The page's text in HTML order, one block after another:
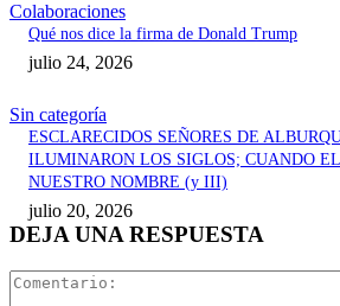
Colaboraciones
Qué nos dice la firma de Donald Trump
julio 24, 2026
Sin categoría
ESCLARECIDOS SEÑORES DE
ILUMINARON LOS SIGLOS; CUANDO
NUESTRO NOMBRE (y III)
julio 20, 2026
DEJA UNA RESPUESTA